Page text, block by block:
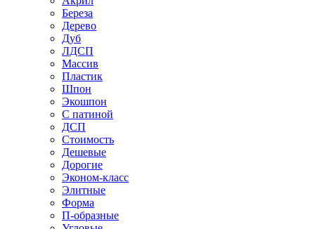
Береза
Дерево
Дуб
ЛДСП
Массив
Пластик
Шпон
Экошпон
С патиной
ДСП
Стоимость
Дешевые
Дорогие
Эконом-класс
Элитные
Форма
П-образные